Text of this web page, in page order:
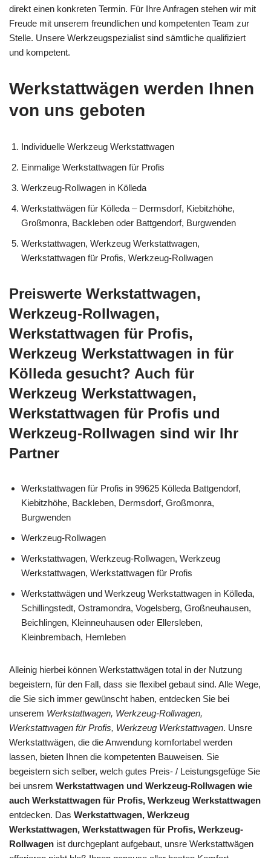
direkt einen konkreten Termin. Für Ihre Anfragen stehen wir mit
Freude mit unserem freundlichen und kompetenten Team zur
Stelle. Unsere Werkzeugspezialist sind sämtliche qualifiziert
und kompetent.
Werkstattwägen werden Ihnen
von uns geboten
Individuelle Werkzeug Werkstattwagen
Einmalige Werkstattwagen für Profis
Werkzeug-Rollwagen in Kölleda
Werkstattwägen für Kölleda – Dermsdorf, Kiebitzhöhe,
Großmonra, Backleben oder Battgendorf, Burgwenden
Werkstattwagen, Werkzeug Werkstattwagen,
Werkstattwagen für Profis, Werkzeug-Rollwagen
Preiswerte Werkstattwagen,
Werkzeug-Rollwagen,
Werkstattwagen für Profis,
Werkzeug Werkstattwagen in für
Kölleda gesucht? Auch für
Werkzeug Werkstattwagen,
Werkstattwagen für Profis und
Werkzeug-Rollwagen sind wir Ihr
Partner
Werkstattwagen für Profis in 99625 Kölleda Battgendorf,
Kiebitzhöhe, Backleben, Dermsdorf, Großmonra,
Burgwenden
Werkzeug-Rollwagen
Werkstattwagen, Werkzeug-Rollwagen, Werkzeug
Werkstattwagen, Werkstattwagen für Profis
Werkstattwägen und Werkzeug Werkstattwagen in Kölleda,
Schillingstedt, Ostramondra, Vogelsberg, Großneuhausen,
Beichlingen, Kleinneuhausen oder Ellersleben,
Kleinbrembach, Hemleben
Alleinig hierbei können Werkstattwägen total in der Nutzung
begeistern, für den Fall, dass sie flexibel gebaut sind. Alle Wege,
die Sie sich immer gewünscht haben, entdecken Sie bei
unserem Werkstattwagen, Werkzeug-Rollwagen,
Werkstattwagen für Profis, Werkzeug Werkstattwagen. Unsre
Werkstattwägen, die die Anwendung komfortabel werden
lassen, bieten Ihnen die kompetenten Bauweisen. Sie
begeistern sich selber, welch gutes Preis- / Leistungsgefüge Sie
bei unsrem Werkstattwagen und Werkzeug-Rollwagen wie
auch Werkstattwagen für Profis, Werkzeug Werkstattwagen
entdecken. Das Werkstattwagen, Werkzeug
Werkstattwagen, Werkstattwagen für Profis, Werkzeug-
Rollwagen ist durchgeplant aufgebaut, unsre Werkstattwägen